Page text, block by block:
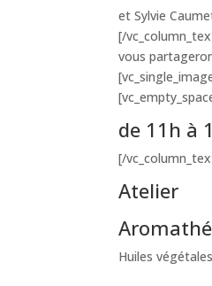
et Sylvie
[/
vous
de 11h à
[/
Atelier
Huiles